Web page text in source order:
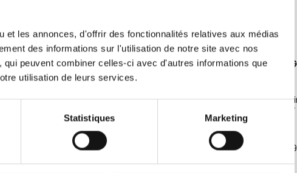
et les annonces, d'offrir des fonctionnalités relatives aux médias
des informations sur l'utilisation de notre site avec nos
peuvent combiner celles-ci avec d'autres informations que
utilisation de leurs services.
Statistiques Marketing
Aide à domicile /
103
71118
06 68 36